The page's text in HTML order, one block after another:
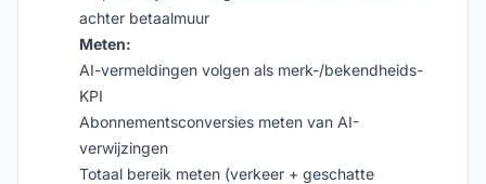
achter betaalmuur
Meten:
AI-vermeldingen volgen als merk-/bekendheids-
KPI
Abonnementsconversies meten van AI-
verwijzingen
Totaal bereik meten (verkeer + geschatte